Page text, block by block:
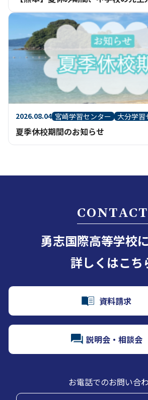
2026.08.04 宮崎学習センター 大分学習
夏季休校期間のお知らせ
CONTACT
勇志国際高等学校
詳しくはこち
資料請求
説明会・相談会
お電話でのお問い合